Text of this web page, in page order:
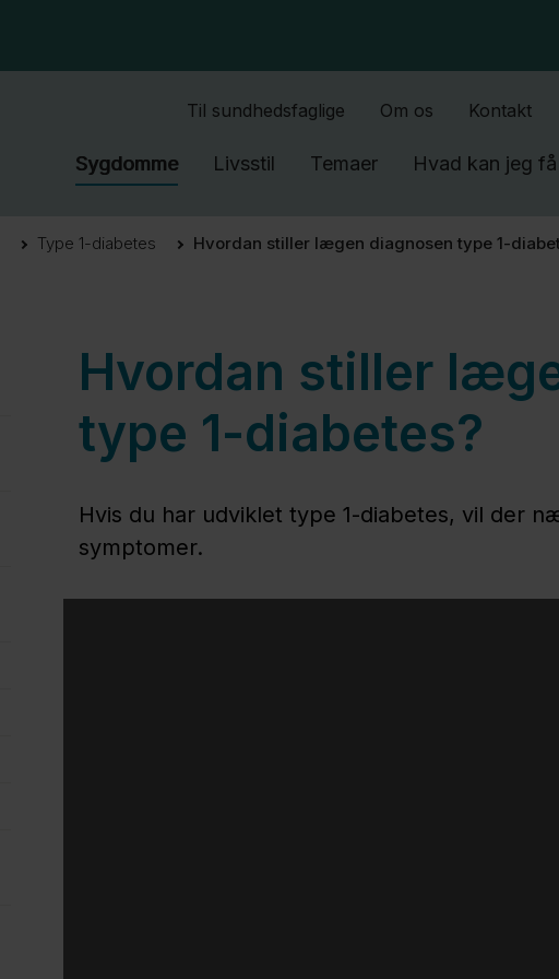
Til sundhedsfaglige Om os Kontakt
Sygdomme Livsstil Temaer Hvad kan jeg
Type 1-diabetes Hvordan stiller lægen diagnosen type 1-
Hvordan stiller
type 1-diabetes?
Hvis du har udviklet type 1-diabetes, vil der
symptomer.